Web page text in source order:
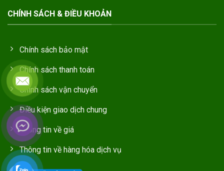
CHÍNH SÁCH & ĐIỀU KHOẢN
Chính sách bảo mật
Chính sách thanh toán
Chính sách vận chuyển
Điều kiện giao dịch chung
Thông tin về giá
Thông tin về hàng hóa dịch vụ